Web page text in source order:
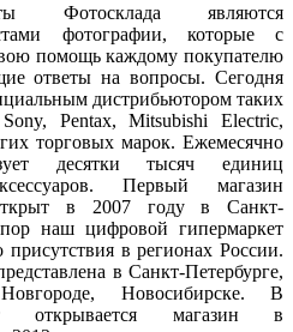
Фотосклада являются
фотографии, которые с
помощь каждому покупателю
ответы на вопросы. Сегодня
дистрибьютором таких
Pentax, Mitsubishi Electric,
торговых марок. Ежемесячно
десятки тысяч единиц
Первый магазин
в 2007 году в Санкт-
наш цифровой гипермаркет
присутствия в регионах России.
в Санкт-Петербурге,
Новосибирске. В
открывается магазин в